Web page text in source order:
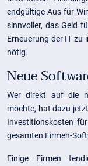
endgültige Aus für
sinnvoller, das Geld
Erneuerung der IT zu
nötig.
Neue
Wer direkt auf die
möchte, hat dazu
Investitionskosten
gesamten Firmen-
Einige Firmen